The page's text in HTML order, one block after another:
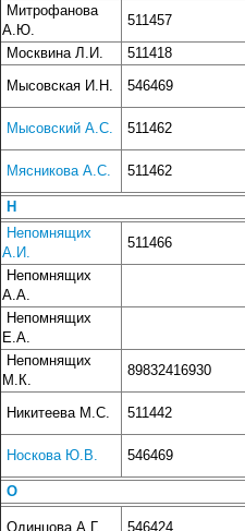
Митрофанова
А.Ю.
511457
Москвина Л.И.
511418
Мысовская И.Н.
546469
Мысовский А.С.
511462
Мясникова А.С.
511462
Н
Непомнящих
А.И.
511466
Непомнящих
А.А.
Непомнящих
Е.А.
Непомнящих
М.К.
89832416930
Никитеева М.С. 511442
Носкова Ю.В.
546469
О
Одинцова А.Г. 546424